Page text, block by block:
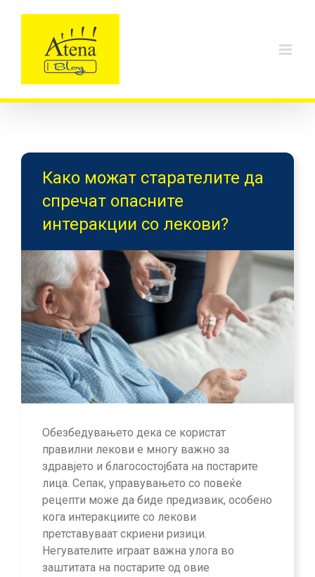
Како можат старателите да
спречат опасните
интеракции со лекови?
Обезбедувањето дека се користат
правилни лекови е многу важно за
здравјето и благосостојбата на постарите
лица. Сепак, управувањето со повеќе
рецепти може да биде предизвик, особено
кога интеракциите со лекови
претставуваат скриени ризици.
Негувателите играат важна улога во
заштитата на постарите од овие